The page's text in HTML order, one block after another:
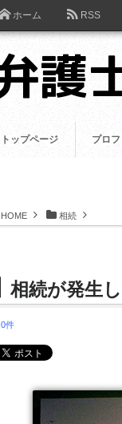
HOME 相続
相続が発生
0件
ホーム RSS
トップページ プロ